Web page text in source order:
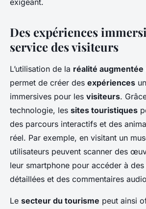
exigeant.
Des expériences
service des visiteurs
L’utilisation de la réalité augmentée
permet de créer des expériences
immersives pour les visiteurs.
technologie, les sites touristiques
des parcours interactifs et des
réel. Par exemple, en visitant un
utilisateurs peuvent scanner des
leur smartphone pour accéder à
détaillées et des commentaires
Le secteur du tourisme peut ainsi